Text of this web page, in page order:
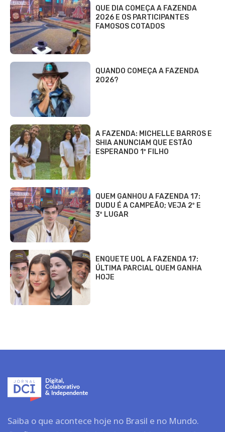
QUE DIA COMEÇA A FAZENDA
2026 E OS PARTICIPANTES
FAMOSOS COTADOS
QUANDO COMEÇA A FAZENDA
2026?
A FAZENDA: MICHELLE BARROS E
SHIA ANUNCIAM QUE ESTÃO
ESPERANDO 1º FILHO
QUEM GANHOU A FAZENDA 17:
DUDU É A CAMPEÃO; VEJA 2º E
3º LUGAR
ENQUETE UOL A FAZENDA 17:
ÚLTIMA PARCIAL QUEM GANHA
HOJE
Saiba o que acontece hoje no Brasil e no Mundo.